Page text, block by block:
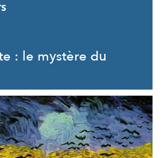
: le mystère du